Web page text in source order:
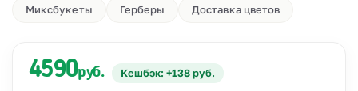
Миксбукеты Герберы Доставка цветов
4590руб. Кешбэк: +138 руб.